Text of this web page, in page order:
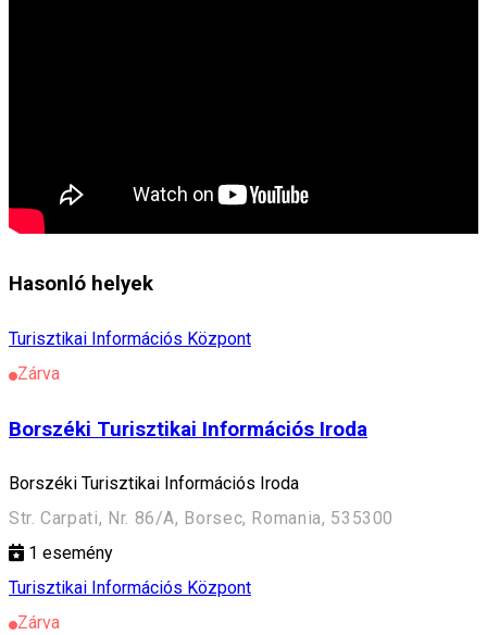
Hasonló helyek
Turisztikai Információs Központ
Zárva
Borszéki Turisztikai Információs Iroda
Borszéki Turisztikai Információs Iroda
Str. Carpati, Nr. 86/A, Borsec, Romania, 535300
1 esemény
Turisztikai Információs Központ
Zárva